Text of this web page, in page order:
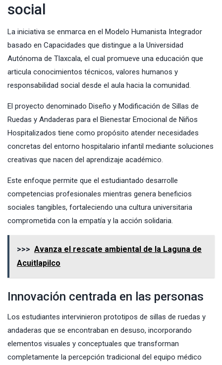
social
La iniciativa se enmarca en el Modelo Humanista Integrador
basado en Capacidades que distingue a la Universidad
Autónoma de Tlaxcala, el cual promueve una educación que
articula conocimientos técnicos, valores humanos y
responsabilidad social desde el aula hacia la comunidad.
El proyecto denominado Diseño y Modificación de Sillas de
Ruedas y Andaderas para el Bienestar Emocional de Niños
Hospitalizados tiene como propósito atender necesidades
concretas del entorno hospitalario infantil mediante soluciones
creativas que nacen del aprendizaje académico.
Este enfoque permite que el estudiantado desarrolle
competencias profesionales mientras genera beneficios
sociales tangibles, fortaleciendo una cultura universitaria
comprometida con la empatía y la acción solidaria.
>>> Avanza el rescate ambiental de la Laguna de
Acuitlapilco
Innovación centrada en las personas
Los estudiantes intervinieron prototipos de sillas de ruedas y
andaderas que se encontraban en desuso, incorporando
elementos visuales y conceptuales que transforman
completamente la percepción tradicional del equipo médico